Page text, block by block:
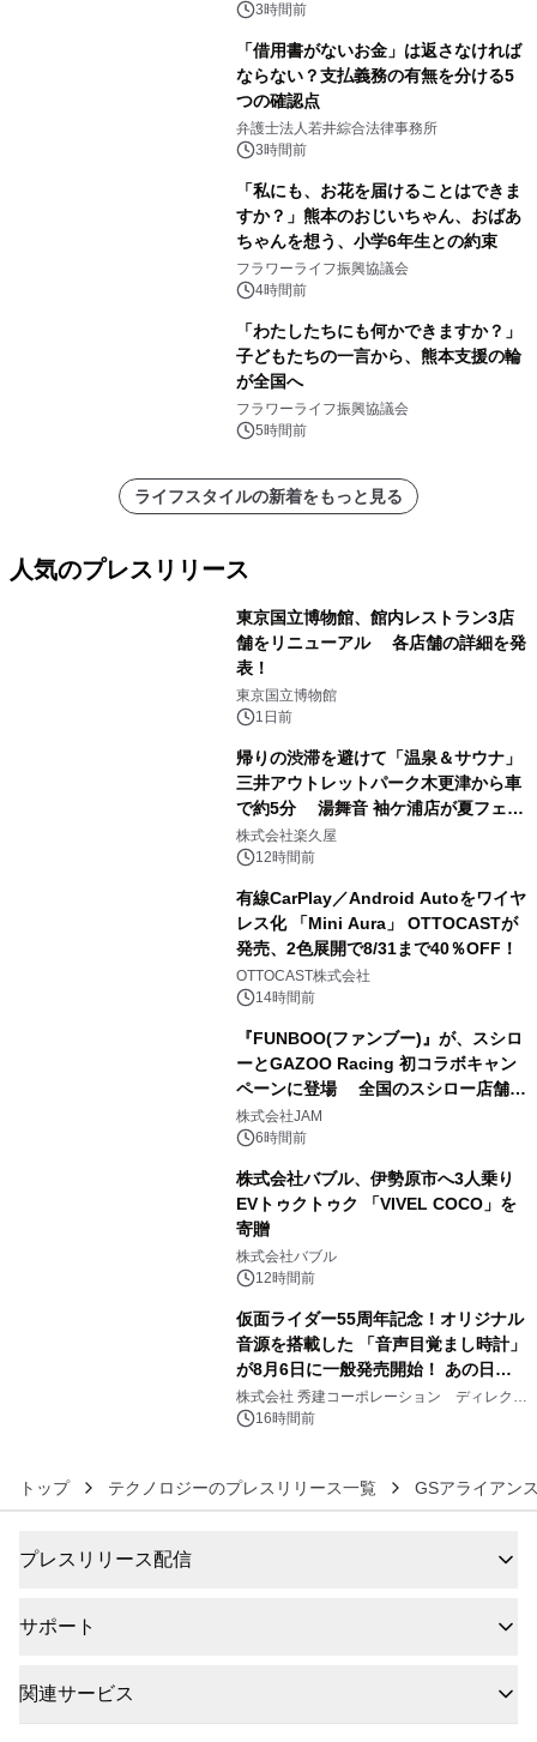
3時間前
「借用書がないお金」は返さなければ
ならない？支払義務の有無を分ける5
つの確認点
弁護士法人若井綜合法律事務所
3時間前
「私にも、お花を届けることはできま
すか？」熊本のおじいちゃん、おばあ
ちゃんを想う、小学6年生との約束
フラワーライフ振興協議会
4時間前
「わたしたちにも何かできますか？」
子どもたちの一言から、熊本支援の輪
が全国へ
フラワーライフ振興協議会
5時間前
ライフスタイルの新着をもっと見る
人気のプレスリリース
東京国立博物館、館内レストラン3店
舗をリニューアル 各店舗の詳細を発
表！
東京国立博物館
1日前
帰りの渋滞を避けて「温泉＆サウナ」
三井アウトレットパーク木更津から車
で約5分 湯舞音 袖ケ浦店が夏フェア
メニューを提供
株式会社楽久屋
12時間前
有線CarPlay／Android Autoをワイヤ
レス化 「Mini Aura」 OTTOCASTが
発売、2色展開で8/31まで40％OFF！
OTTOCAST株式会社
14時間前
『FUNBOO(ファンブー)』が、スシロ
ーとGAZOO Racing 初コラボキャン
ペーンに登場 全国のスシロー店舗で
GR 4車種の FUNBOO(ミニカー)付き
メニューが展開されます
株式会社JAM
6時間前
株式会社バブル、伊勢原市へ3人乗り
EVトゥクトゥク 「VIVEL COCO」を
寄贈
株式会社バブル
12時間前
仮面ライダー55周年記念！オリジナル
音源を搭載した 「音声目覚まし時計」
が8月6日に一般発売開始！ あの日の
大興奮が今甦る
株式会社 秀建コーポレーション ディレクト
アートギャラリー
16時間前
トップ テクノロジーのプレスリリース一覧 GSアライアン
プレスリリース配信
サポート
関連サービス